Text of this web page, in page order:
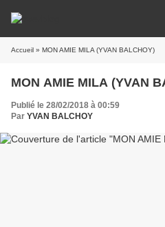
Accueil » MON AMIE MILA (YVAN BALCHOY)
MON AMIE MILA (YVAN
Publié le 28/02/2018 à 00:59
Par YVAN BALCHOY